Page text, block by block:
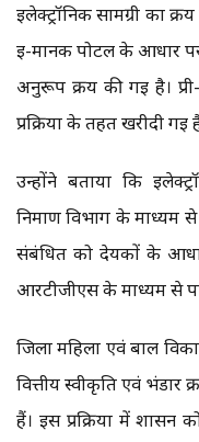
इलेक्ट्रॉनिक सामग्री का
ई-मानक पोर्टल के आधार
अनुरूप क्रय की गई है।
प्रक्रिया के तहत खरीदी गई
उन्होंने बताया कि
निर्माण विभाग के माध्यम
संबंधित को देयकों के
आरटीजीएस के माध्यम से
जिला महिला एवं बाल
वित्तीय स्वीकृति एवं
हैं। इस प्रक्रिया में शासन